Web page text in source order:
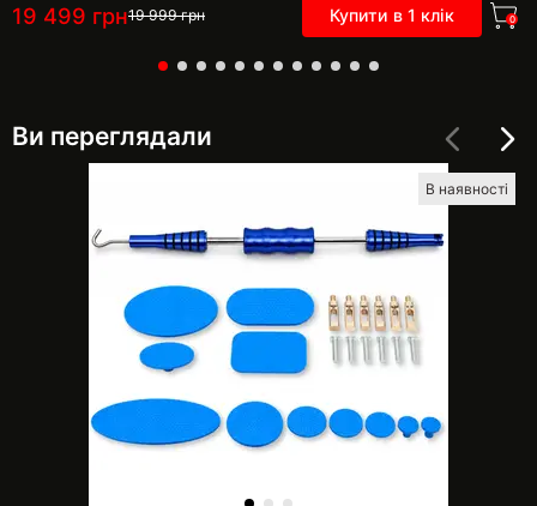
19 499 грн19 999грн Купити в 1 клік 0
Ви переглядали
В наявності